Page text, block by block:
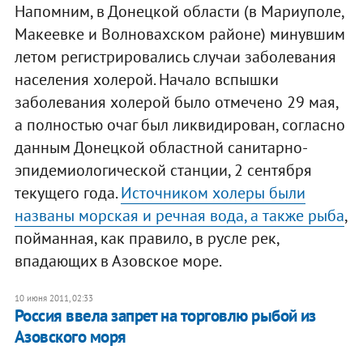
Напомним, в Донецкой области (в Мариуполе,
Макеевке и Волновахском районе) минувшим
летом регистрировались случаи заболевания
населения холерой. Начало вспышки
заболевания холерой было отмечено 29 мая,
а полностью очаг был ликвидирован, согласно
данным Донецкой областной санитарно-
эпидемиологической станции, 2 сентября
текущего года.Источником холеры были
названы морская и речная вода, а также рыба,
пойманная, как правило, в русле рек,
впадающих в Азовское море.
10 июня 2011, 02:33
Россия ввела запрет на торговлю рыбой из
Азовского моря